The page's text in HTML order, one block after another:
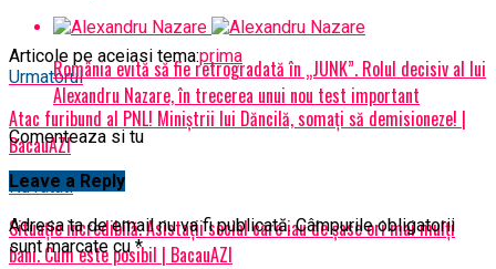
Articole pe aceiasi tema:prima
Urmatorul
Atac furibund al PNL! Miniștrii lui Dăncilă, somați să demisioneze! |
BacauAZI
Nu ratati
Situație incredibilă. Asistații social care iau de șase ori mai mulți
bani. Cum este posibil | BacauAZI
România evită să fie retrogradată în „JUNK”. Rolul decisiv al lui
Alexandru Nazare, în trecerea unui nou test important
Comenteaza si tu
Leave a Reply
Adresa ta de email nu va fi publicată. Câmpurile obligatorii
sunt marcate cu*